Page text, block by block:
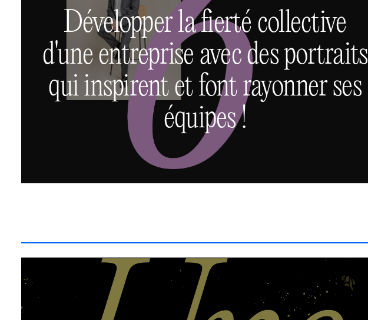
Développer la fierté collective
d'une entreprise avec des portraits
qui inspirent et font rayonner ses
équipes !